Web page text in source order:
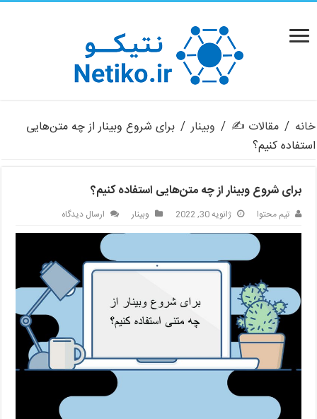
خانه / مقالات ✍️ / وبینار / برای شروع وبینار از چه متن‌هایی
استفاده کنیم؟
برای شروع وبینار از چه متن‌هایی استفاده کنیم؟
تیم محتوا ژانویه 30, 2022 وبینار ارسال دیدگاه